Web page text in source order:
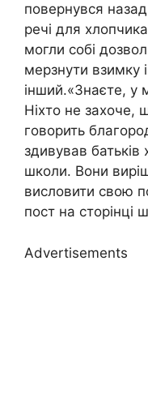
повернувся
речі для
могли собі
мерзнути взимку
інший.«Знаєте, у
Ніхто не захоче,
говорить
здивував батьків
школи. Вони
висловити свою
пост на сторінці
Advertisements